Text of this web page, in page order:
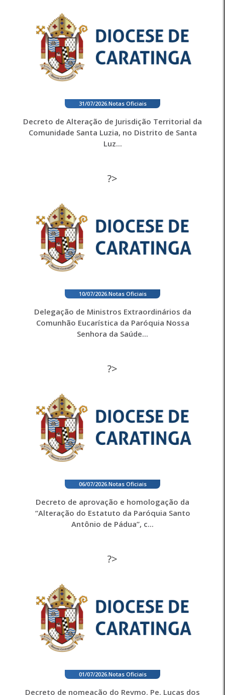
31/07/2026. Notas Oficiais
Decreto de Alteração de Jurisdição Territorial da
Comunidade Santa Luzia, no Distrito de Santa
Luz...
?>
10/07/2026. Notas Oficiais
Delegação de Ministros Extraordinários da
Comunhão Eucarística da Paróquia Nossa
Senhora da Saúde...
?>
06/07/2026. Notas Oficiais
Decreto de aprovação e homologação da
“Alteração do Estatuto da Paróquia Santo
Antônio de Pádua”, c...
?>
01/07/2026. Notas Oficiais
Decreto de nomeação do Revmo. Pe. Lucas dos